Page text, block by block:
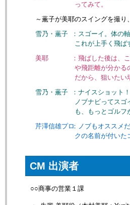
ってみて。
～薫子が美耶のスイングを撮り
雪乃・薫子
：スゴーイ。体の
これが上手く飛ば
美耶
：飛ばした後は、
や飛距離が分かる
だから、狙いたい
雪乃・薫子
：ナイスショット！
ノブナビってスゴ
も、もっとゴルフ
芹澤信雄プロ：ノブもオススメ
クの名前が付いた
CM 出演者
○○商事の営業１課